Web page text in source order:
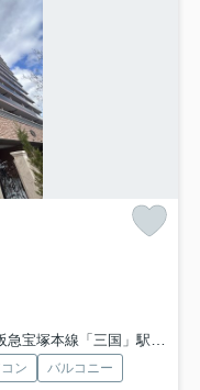
急宝塚本線「三国」駅 徒歩15分
ン
バルコニー